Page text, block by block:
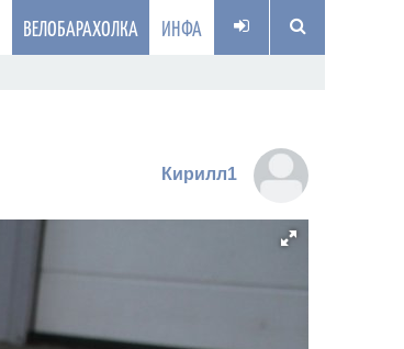
ВЕЛОБАРАХОЛКА ИНФА
Кирилл1